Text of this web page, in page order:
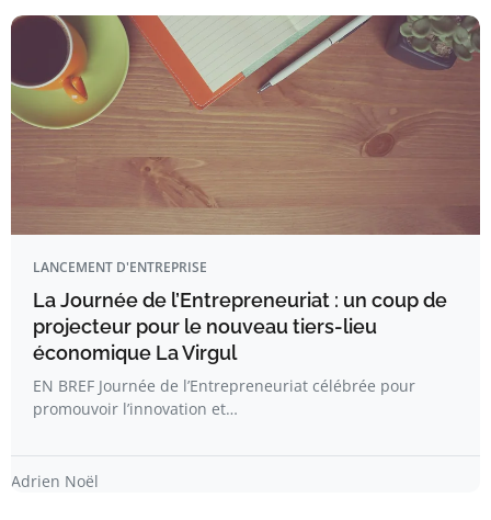
LANCEMENT D'ENTREPRISE
La Journée de l’Entrepreneuriat : un coup de
projecteur pour le nouveau tiers-lieu
économique La Virgul
EN BREF Journée de l’Entrepreneuriat célébrée pour
promouvoir l’innovation et…
Adrien Noël